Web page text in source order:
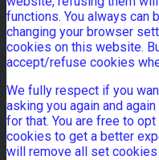
functions. You always can
changing your browser
cookies on this website.
accept/refuse cookies
We fully respect if you
asking you again and
for that. You are free to
cookies to get a better
will remove all set cookies